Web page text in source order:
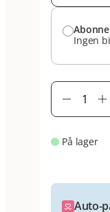
Ingen
På lager
Auto-